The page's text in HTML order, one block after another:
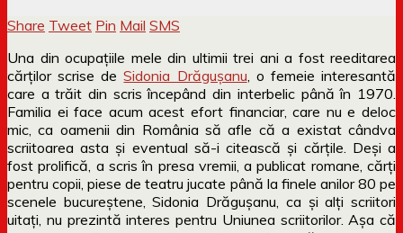
Share Tweet Pin Mail SMS
Una din ocupațiile mele din ultimii trei ani a fost reeditarea
cărților scrise deSidonia Drăgușanu , o femeie interesantă
care a trăit din scris începând din interbelic până în 1970.
Familia ei face acum acest efort financiar, care nu e deloc
mic, ca oamenii din România să afle că a existat cândva
scriitoarea asta și eventual să-i citească și cărțile. Deși a
fost prolifică, a scris în presa vremii, a publicat romane, cărți
pentru copii, piese de teatru jucate până la finele anilor 80 pe
scenele bucureștene, Sidonia Drăgușanu, ca și alți scriitori
uitați, nu prezintă interes pentru Uniunea scriitorilor. Așa că